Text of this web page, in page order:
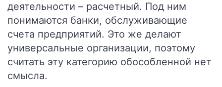
деятельности – расчетный. Под ним
понимаются банки, обслуживающие
счета предприятий. Это же делают
универсальные организации, поэтому
считать эту категорию обособленной нет
смысла.